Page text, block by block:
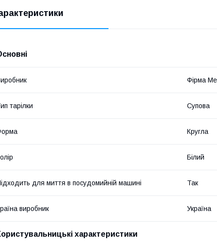
Фірма
тарілки Супова
Кругла
Білий
для миття в посудомийній машині Так
виробник Україна
характеристики